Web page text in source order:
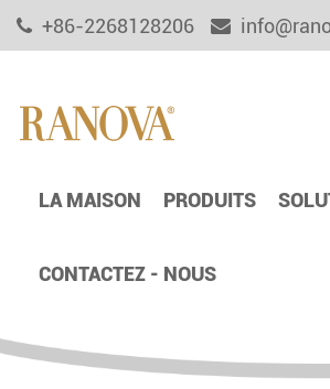
+86-2268128206
LA MAISON PRODUITS
CONTACTEZ - NOUS